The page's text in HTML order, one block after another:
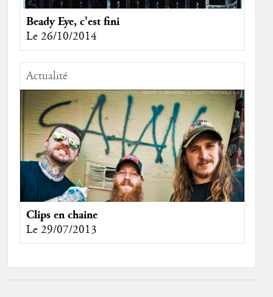
Beady Eye, c'est fini
Le 26/10/2014
Actualité
Clips en chaine
Le 29/07/2013